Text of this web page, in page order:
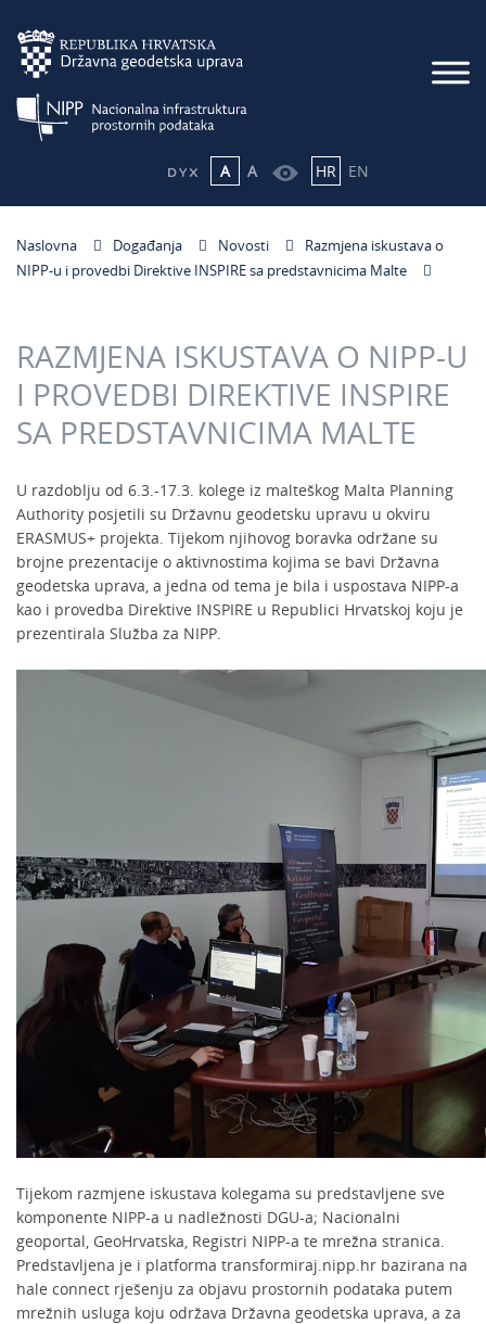
A A HR EN
Naslovna Događanja Novosti
Razmjena iskustava o
NIPP-u i provedbi Direktive INSPIRE sa predstavnicima Malte
RAZMJENA ISKUSTAVA O NIPP-U
I PROVEDBI DIREKTIVE INSPIRE
SA PREDSTAVNICIMA MALTE
U razdoblju od 6.3.-17.3. kolege iz malteškog Malta Planning
Authority posjetili su Državnu geodetsku upravu u okviru
ERASMUS+ projekta. Tijekom njihovog boravka održane su
brojne prezentacije o aktivnostima kojima se bavi Državna
geodetska uprava, a jedna od tema je bila i uspostava NIPP-a
kao i provedba Direktive INSPIRE u Republici Hrvatskoj koju je
prezentirala Služba za NIPP.
Tijekom razmjene iskustava kolegama su predstavljene sve
komponente NIPP-a u nadležnosti DGU-a; Nacionalni
geoportal, GeoHrvatska, Registri NIPP-a te mrežna stranica.
Predstavljena je i platforma transformiraj.nipp.hr bazirana na
hale connect rješenju za objavu prostornih podataka putem
mrežnih usluga koju održava Državna geodetska uprava, a za